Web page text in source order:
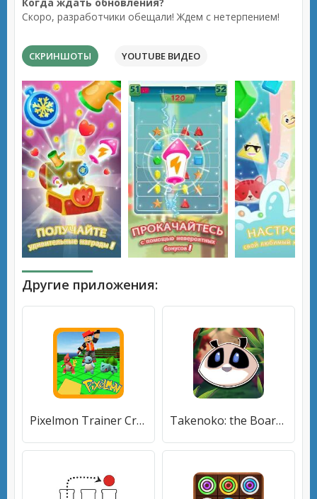
Скоро, разработчики обещали! Ждем с нетерпением!
СКРИНШОТЫ YOUTUBE ВИДЕО
Другие приложения:
Pixelmon Trainer Craft: New Game 2020 Catch Poсket Takenoko: the Board Game - Puzzle & Strategy